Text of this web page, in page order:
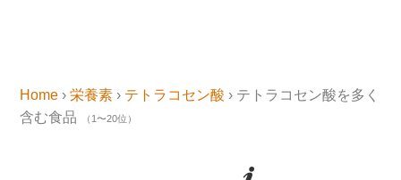
Home ›栄養素 › テトラコセン酸 › テトラコセン酸を多く
含む食品
（1〜20位）